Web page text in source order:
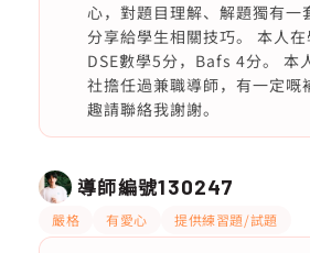
心，對題目理解、解題獨有一
分享給學生相關技巧。 本人在
DSE數學5分，Bafs 4分。 本
社擔任過兼職導師，有一定嘅
趣請聯絡我謝謝。
導師編號130247
嚴格 有愛心 提供練習題/試題